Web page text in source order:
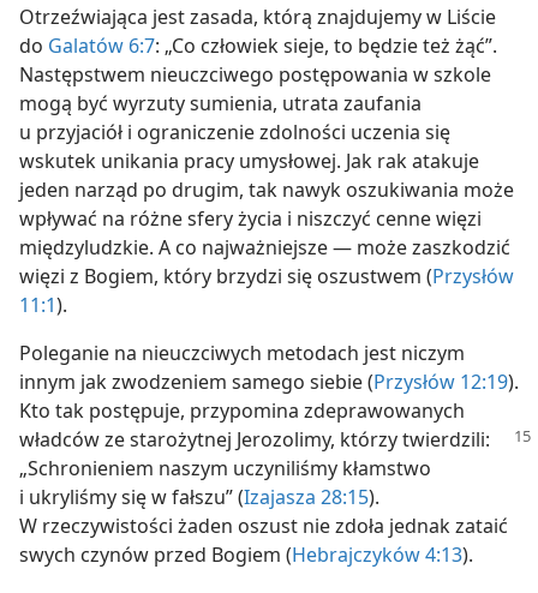
Otrzeźwiająca jest zasada, którą znajdujemy w Liście
do Galatów 6:7: „Co człowiek sieje, to będzie też żąć”.
Następstwem nieuczciwego postępowania w szkole
mogą być wyrzuty sumienia, utrata zaufania
u przyjaciół i ograniczenie zdolności uczenia się
wskutek unikania pracy umysłowej. Jak rak atakuje
jeden narząd po drugim, tak nawyk oszukiwania może
wpływać na różne sfery życia i niszczyć cenne więzi
międzyludzkie. A co najważniejsze — może zaszkodzić
więzi z Bogiem, który brzydzi się oszustwem (Przysłów
11:1).
Poleganie na nieuczciwych metodach jest niczym
innym jak zwodzeniem samego siebie (Przysłów 12:19).
Kto tak postępuje, przypomina zdeprawowanych
władców ze starożytnej Jerozolimy, którzy twierdzili:
„Schronieniem naszym uczyniliśmy kłamstwo
i ukryliśmy się w fałszu” (Izajasza 28:15).
W rzeczywistości żaden oszust nie zdoła jednak zataić
swych czynów przed Bogiem (Hebrajczyków 4:13).